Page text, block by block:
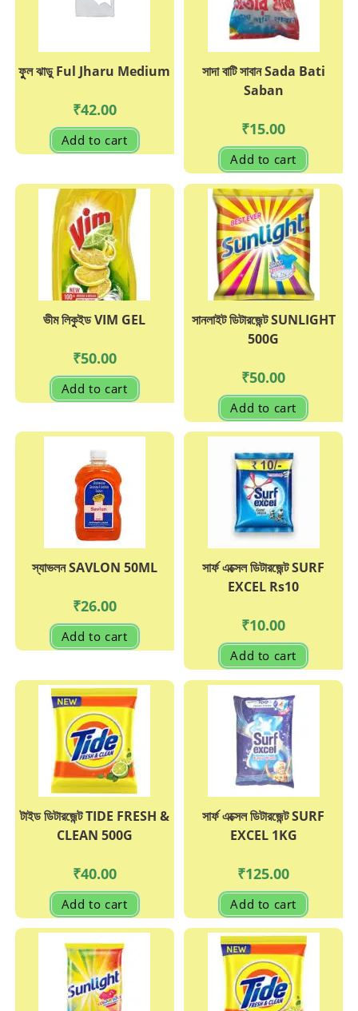
ফুুল ঝাড়ু Ful Jharu Medium
₹42.00
Add to cart
সাদা বাটি সাবান Sada Bati
Saban
₹15.00
Add to cart
ভীম লিকুইড VIM GEL
₹50.00
Add to cart
সানলাইট ডিটারজেন্ট SUNLIGHT
500G
₹50.00
Add to cart
স্যাভলন SAVLON 50ML
₹26.00
Add to cart
সার্ফ এক্সেল ডিটারজেন্ট SURF
EXCEL Rs10
₹10.00
Add to cart
টাইড ডিটারজেন্ট TIDE FRESH &
CLEAN 500G
₹40.00
Add to cart
সার্ফ এক্সেল ডিটারজেন্ট SURF
EXCEL 1KG
₹125.00
Add to cart